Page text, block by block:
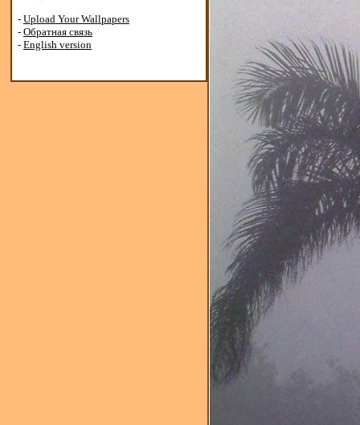
- Upload Your Wallpapers
- Обратная связь
- English version